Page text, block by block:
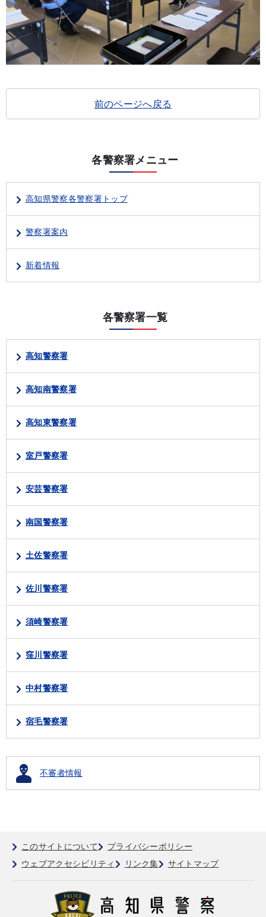
前のページへ戻る
各警察署メニュー
高知県警察各警察署トップ
警察署案内
新着情報
各警察署一覧
高知警察署
高知南警察署
高知東警察署
室戸警察署
安芸警察署
南国警察署
土佐警察署
佐川警察署
須崎警察署
窪川警察署
中村警察署
宿毛警察署
不審者情報
このサイトについて
プライバシーポリシー
ウェブアクセシビリティ
リンク集 サイトマップ